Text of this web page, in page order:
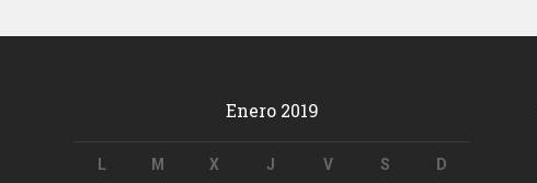
Enero 2019
L M X J V S D